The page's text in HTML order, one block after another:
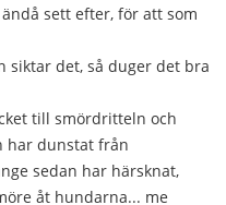
sett efter, för att som
siktar det, så duger det bra
till smördritteln och
har dunstat från
sedan har härsknat,
åt hundarna... me